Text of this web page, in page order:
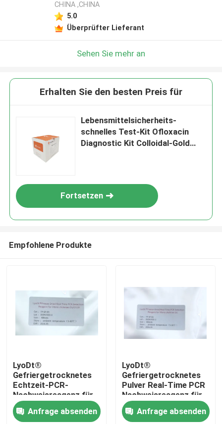
Produkte
Videos
CHINA ,CHINA
5.0
Überprüfter Lieferant
Sehen Sie mehr an
Erhalten Sie den besten Preis für
Lebensmittelsicherheits-
schnelles Test-Kit Ofloxacin
Diagnostic Kit Colloidal-Gold
Fortsetzen
Empfohlene Produkte
LyoDt®
Gefriergetrocknetes
Echtzeit-PCR-
Nachweisreagenz für
Vibrio cholerae
O1/O139 - Keine
Anfrage absenden
LyoDt®
Gefriergetrocknetes
Pulver Real-Time PCR
Nachweisreagenz für
Vibrio cholerae O1 -
Keine Kühlkette
Anfrage absenden